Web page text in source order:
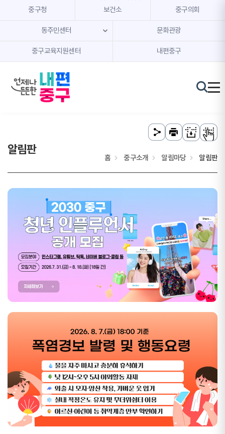
본문 내용 바로가기
주메뉴 바로가기
중구청 보건소 중구의회
동주민센터 문화관광
중구교육지원센터 내편중구
알림판
홈 중구소개 알림마당 알림판